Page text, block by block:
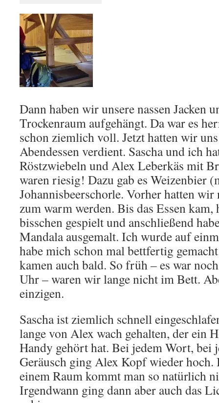
Dann haben wir unsere nassen Jacken
Trockenraum aufgehängt. Da war es
schon ziemlich voll. Jetzt hatten wir
Abendessen verdient. Sascha und ich
Röstzwiebeln und Alex Leberkäs mit
waren riesig! Dazu gab es Weizenbier
Johannisbeerschorle. Vorher hatten
zum warm werden. Bis das Essen
bisschen gespielt und anschließend
Mandala ausgemalt. Ich wurde auf
habe mich schon mal bettfertig
kamen auch bald. So früh – es war
Uhr – waren wir lange nicht im Bett.
einzigen.
Sascha ist ziemlich schnell
lange von Alex wach gehalten, der ein
Handy gehört hat. Bei jedem Wort, bei
Geräusch ging Alex Kopf wieder hoch.
einem Raum kommt man so natürlich
Irgendwann ging dann aber auch das